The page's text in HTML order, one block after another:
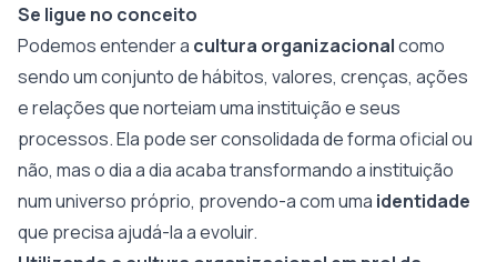
Se ligue no conceito
Podemos entender a cultura organizacionalcomo
sendo um conjunto de hábitos, valores, crenças, ações
e relações que norteiam uma instituição e seus
processos. Ela pode ser consolidada de forma oficial ou
não, mas o dia a dia acaba transformando a instituição
num universo próprio, provendo-a com uma identidade
que precisa ajudá-la a evoluir.